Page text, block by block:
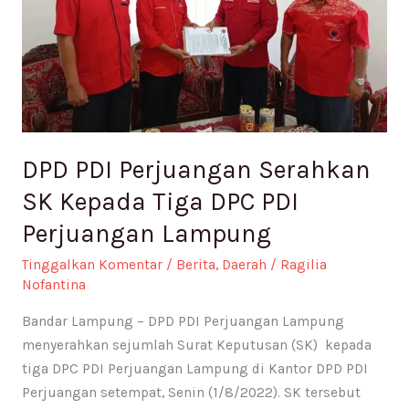
DPD PDI Perjuangan Serahkan
SK Kepada Tiga DPC PDI
Perjuangan Lampung
Tinggalkan Komentar / Berita, Daerah / Ragilia
Nofantina
Bandar Lampung – DPD PDI Perjuangan Lampung
menyerahkan sejumlah Surat Keputusan (SK) kepada
tiga DPC PDI Perjuangan Lampung di Kantor DPD PDI
Perjuangan setempat, Senin (1/8/2022). SK tersebut
PDI
Perjuangan
Lampung